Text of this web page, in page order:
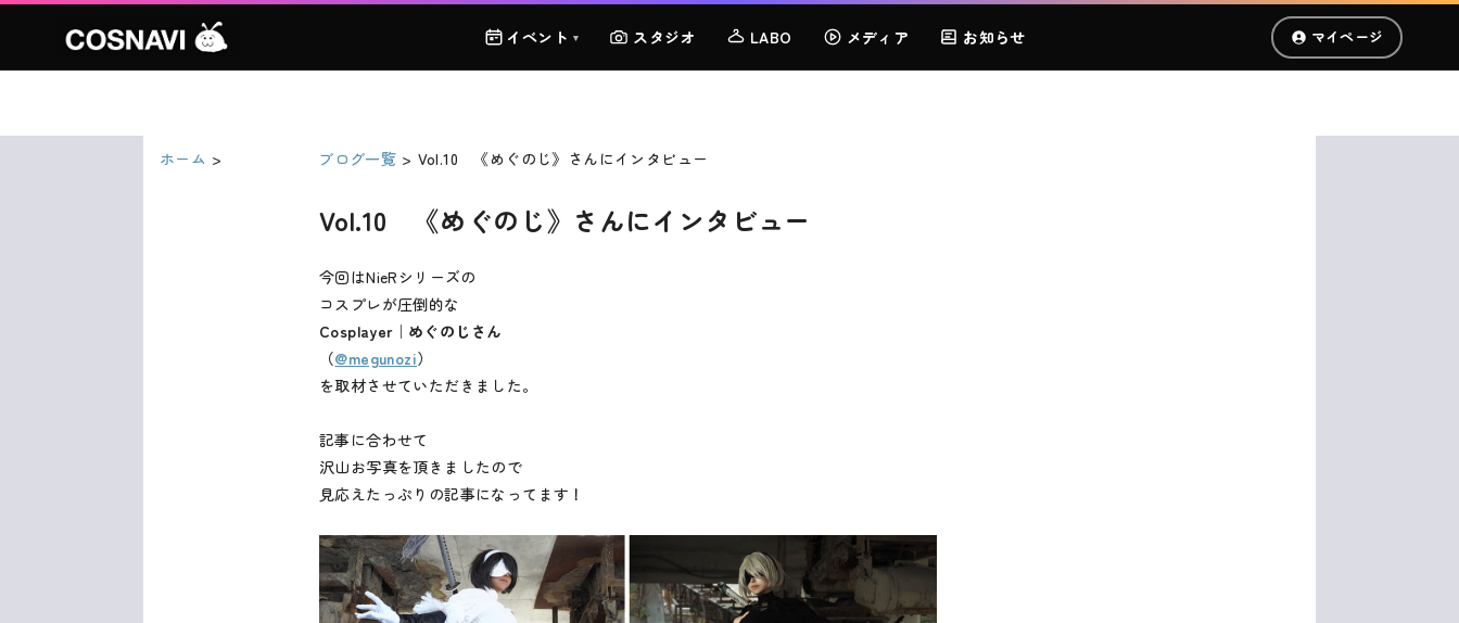
イベント ▾ スタジオ LABO メディア お知らせ マイページ
ホーム ブログ一覧 Vol.10 《めぐのじ》さんにインタビュー
Vol.10 《めぐのじ》さんにインタビュー
今回はNieRシリーズの
コスプレが圧倒的な
Cosplayer｜めぐのじさん
（@megunozi）
を取材させていただきました。
記事に合わせて
沢山お写真を頂きましたので
見応えたっぷりの記事になってます！